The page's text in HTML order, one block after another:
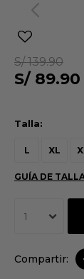
S/ 89.90
S/ 139.90
Talla:
L XL
GUÍA DE
1